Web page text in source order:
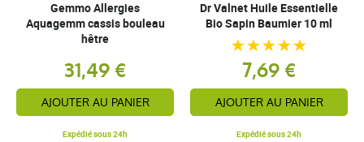
Gemmo Allergies
Aquagemm cassis bouleau
hêtre
31,49 €
AJOUTER AU PANIER
Expédié sous 24h
Dr Valnet Huile Essentielle
Bio Sapin Baumier 10 ml
7,69 €
AJOUTER AU PANIER
Expédié sous 24h